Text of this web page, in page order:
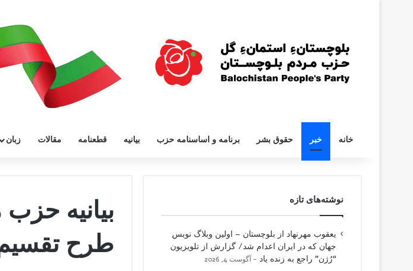
خانه خبر حقوق بشر برنامه و اساسنامه حزب بیانیه قطعنامه مقالات زبان
بیانیه
طرح
نوشته‌های تازه
یعقوب مهرنهاد از بلوچستان – اولین وبلاگ نویس
جهان که در ایران اعدام شد/ گزارش از تلویزیون
“رُژن” راجع به زنده یاد
آگوست 4, 2026